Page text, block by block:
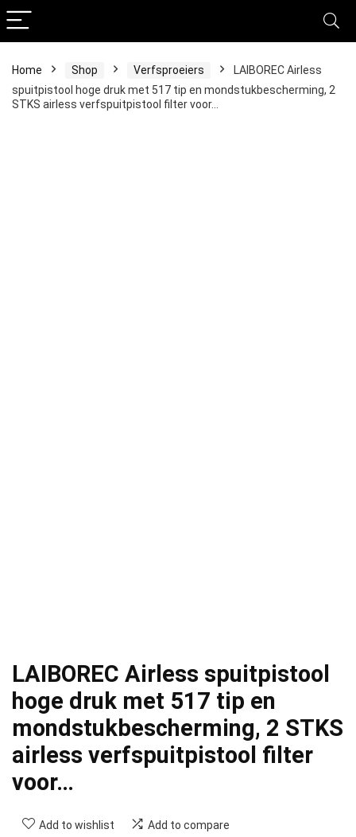
Home Shop Verfsproeiers
LAIBOREC Airless
spuitpistool hoge druk met 517 tip en mondstukbescherming, 2
STKS airless verfspuitpistool filter voor…
LAIBOREC Airless spuitpistool
hoge druk met 517 tip en
mondstukbescherming, 2 STKS
airless verfspuitpistool filter
voor…
Add to wishlist Add to compare